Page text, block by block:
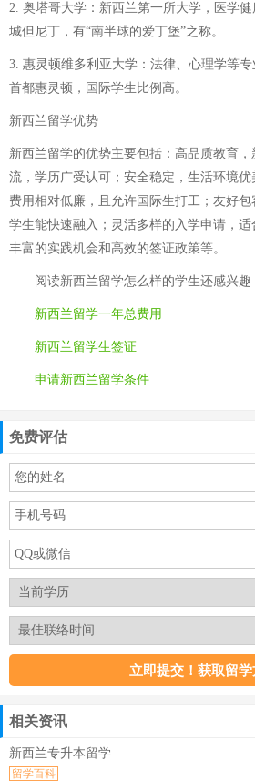
2. 奥塔哥大学：新西兰第一所大学，医学
城但尼丁，有“南半球的爱丁堡”之称。
3. 惠灵顿维多利亚大学：法律、心理学等
首都惠灵顿，国际学生比例高。
新西兰留学优势
新西兰留学的优势主要包括：高品质教育
流，学历广受认可；安全稳定，生活环境
费用相对低廉，且允许国际生打工；友好
学生能快速融入；灵活多样的入学申请，
丰富的实践机会和高效的签证政策等。
阅读新西兰留学怎么样的学生还感兴趣
新西兰留学一年总费用
新西兰留学生签证
申请新西兰留学条件
免费评估
相关资讯
新西兰专升本留学
留学百科